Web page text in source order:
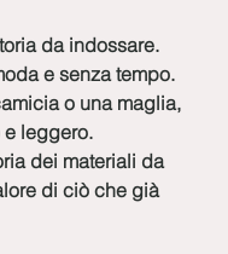
da indossare.
e senza tempo.
o una maglia,
leggero.
dei materiali da
di ciò che già